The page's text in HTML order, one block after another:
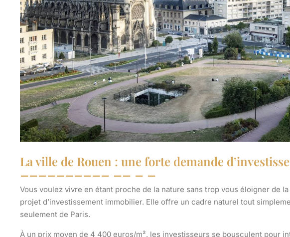
La ville de Rouen : une forte demande
Vous voulez vivre en étant proche de la nature sans trop vous éloigner de
projet d’investissement immobilier. Elle offre un cadre naturel tout
seulement de Paris.
À un prix moyen de 4 400 euros/m², les investisseurs se bousculent pour